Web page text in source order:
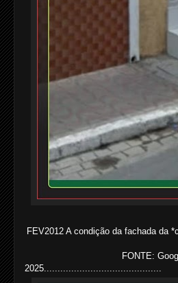
FEV2012 A condição da fachada da
FONTE:
2025...........................................